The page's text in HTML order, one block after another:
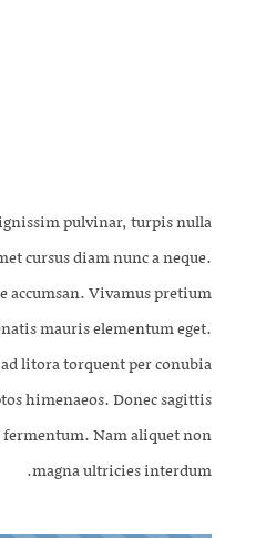
pulvinar, turpis nulla
cursus diam nunc a neque.
accumsan. Vivamus pretium
mauris elementum eget.
litora torquent per conubia
himenaeos. Donec sagittis
Nam aliquet non
magna ultricies interdum.